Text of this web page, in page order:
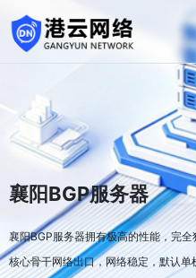
襄阳BGP服务器
襄阳BGP服务器拥有极高的性能，完
核心骨干网络出口，网络稳定，默认